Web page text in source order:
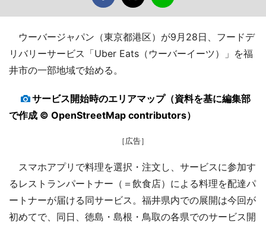
ウーバージャパン（東京都港区）が9月28日、フードデ
リバリーサービス「Uber Eats（ウーバーイーツ）」を福
井市の一部地域で始める。
サービス開始時のエリアマップ（資料を基に編集部
で作成 © OpenStreetMap contributors）
［広告］
スマホアプリで料理を選択・注文し、サービスに参加す
るレストランパートナー（＝飲食店）による料理を配達パ
ートナーが届ける同サービス。福井県内での展開は今回が
初めてで、同日、徳島・島根・鳥取の各県でのサービス開